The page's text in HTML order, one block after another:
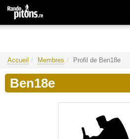
Accueil Membres Profil de Ben18e
Ben18e